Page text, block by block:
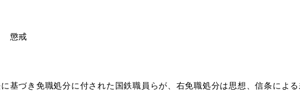
戒
基づき免職処分に付された国鉄職員らが、右免職処分は思想、信条によ